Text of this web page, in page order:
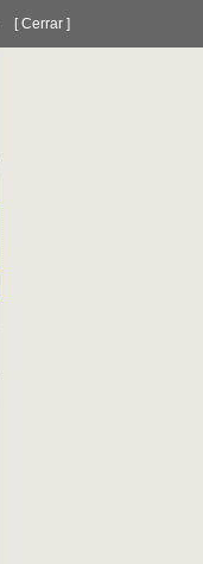
[ Cerrar ]